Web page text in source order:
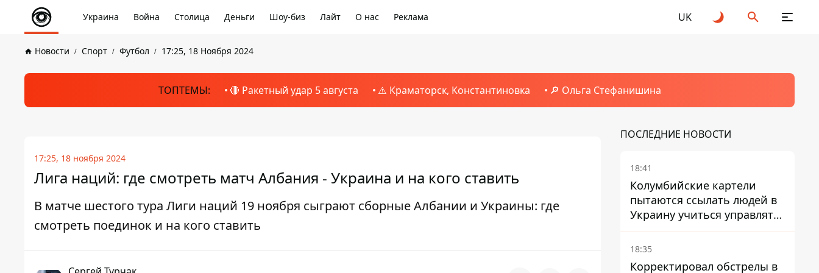
Украина Война Столица Деньги Шоу-биз Лайт О нас Реклама UK
Новости Спорт Футбол 17:25, 18 Ноября 2024
ТОПТЕМЫ: 🔴 Ракетный удар 5 августа ⚠️ Краматорск, Константиновка 🔎 Ольга Стефанишина
17:25, 18 ноября 2024
Лига наций: где смотреть матч Албания - Украина и на кого ставить
В матче шестого тура Лиги наций 19 ноября сыграют сборные Албании и Украины: где
смотреть поединок и на кого ставить
ПОСЛЕДНИЕ НОВОСТИ
18:41
Колумбийские картели
пытаются ссылать людей в
Украину учиться управлять
дронами - FT
18:35
Корректировал обстрелы в